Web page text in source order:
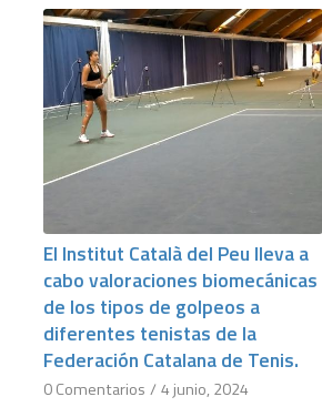
El Institut Català del Peu lleva a
cabo valoraciones biomecánicas
de los tipos de golpeos a
diferentes tenistas de la
Federación Catalana de Tenis.
0 Comentarios /4 junio, 2024